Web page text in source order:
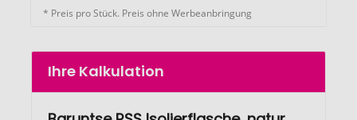
* Preis pro Stück. Preis ohne Werbeanbringung
Ihre Kalkulation